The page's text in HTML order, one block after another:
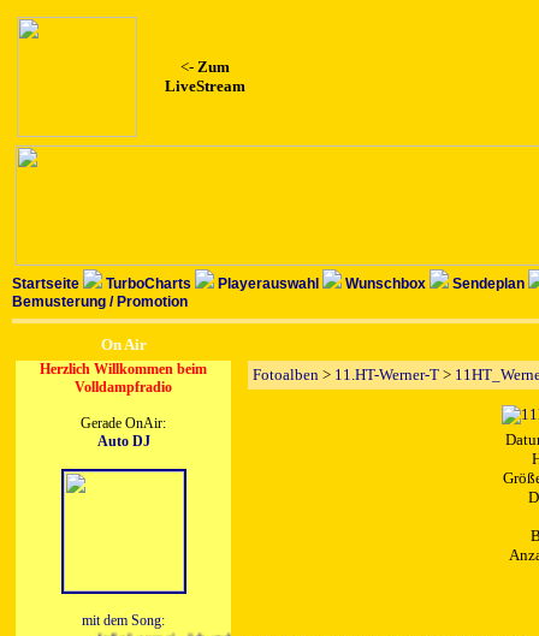
<- Zum
LiveStream
Startseite TurboCharts Playerauswahl Wunschbox
Sendeplan
Bemusterung / Promotion
On Air
Herzlich Willkommen beim
Volldampfradio
Gerade OnAir:
Auto DJ
mit dem Song:
Fotoalben > 11.HT-Werner-T >